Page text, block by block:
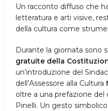
Un racconto diffuso che
letteratura e arti visive,
della cultura come
Durante la giornata sono
gratuite della
un’introduzione del
dell’Assessore alla Cultura
oltre a una prefazione del
Pinelli. Un gesto